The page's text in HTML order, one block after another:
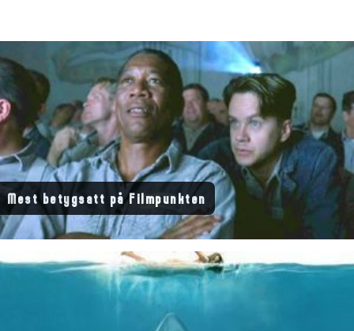
Mest betygsatt på Filmpunkten